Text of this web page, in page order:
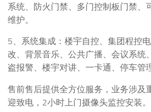
系统、防火门禁、多门控制板门禁、
维护。
5、系统集成：楼宇自控、集团程控
改、背景音乐、公共广播、会议系统
盗报警、楼宇对讲、一卡通、停车管
售前售后提供全方位服务，业务涉及
迎致电，2小时上门摄像头监控安装。